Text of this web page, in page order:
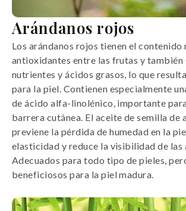
Arándanos rojos
Los arándanos rojos tienen el contenido
antioxidantes entre las frutas y también
nutrientes y ácidos grasos, lo que
para la piel. Contienen especialmente
de ácido alfa-linolénico, importante
barrera cutánea. El aceite de semilla de
previene la pérdida de humedad en la
elasticidad y reduce la visibilidad de las
Adecuados para todo tipo de pieles,
beneficiosos para la piel madura.